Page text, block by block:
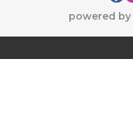
powered by